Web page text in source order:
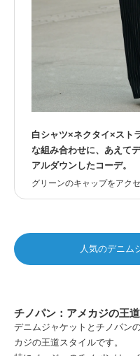
白シャツ×ネクタイ×スト
な組み合わせに、あえて
アルダウンしたコーデ。
グリーンのキャップをアクセ
人気のデニム
チノパン：アメカジの王
デニムジャケットとチノパン
カジの王道スタイルです。